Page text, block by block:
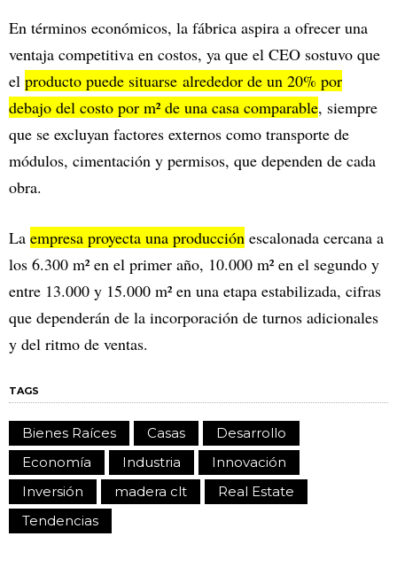
En términos económicos, la fábrica aspira a ofrecer una
ventaja competitiva en costos, ya que el CEO sostuvo que
el producto puede situarse alrededor de un 20% por
debajo del costo por m² de una casa comparable, siempre
que se excluyan factores externos como transporte de
módulos, cimentación y permisos, que dependen de cada
obra.
La empresa proyecta una producción escalonada cercana a
los 6.300 m² en el primer año, 10.000 m² en el segundo y
entre 13.000 y 15.000 m² en una etapa estabilizada, cifras
que dependerán de la incorporación de turnos adicionales
y del ritmo de ventas.
TAGS
Bienes Raíces Casas
Desarrollo
Economía
Industria
Innovación
Inversión
madera clt
Real Estate
Tendencias